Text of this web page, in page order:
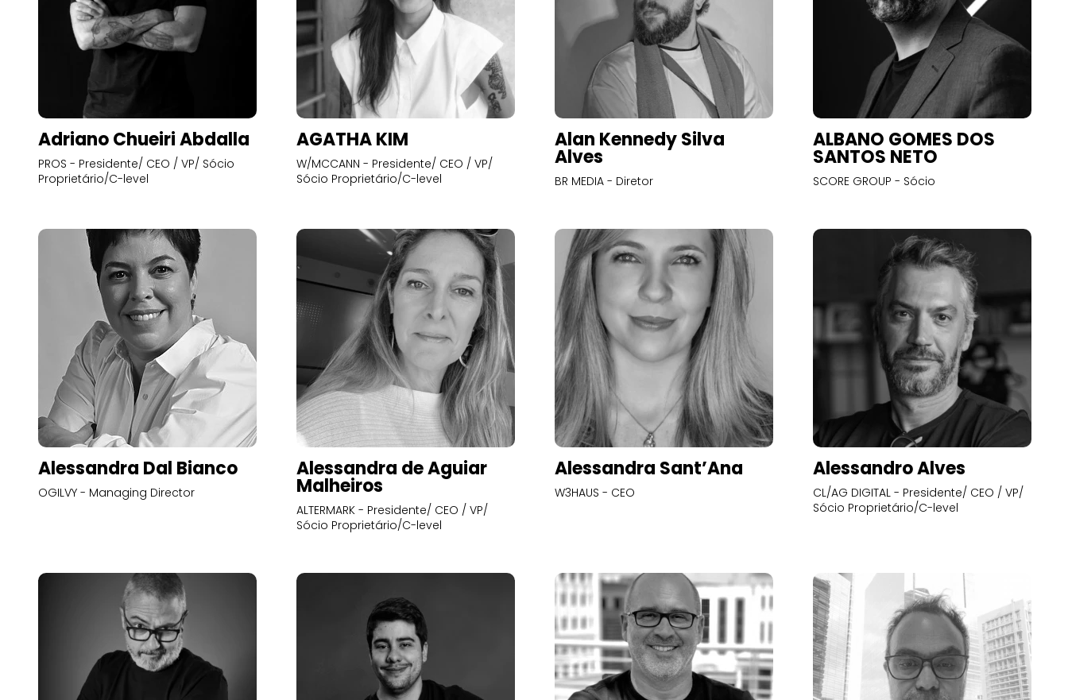
Adriano Chueiri Abdalla
PROS - Presidente/ CEO / VP/ Sócio
Proprietário/C-level
AGATHA KIM
W/MCCANN - Presidente/ CEO / VP/
Sócio Proprietário/C-level
Alan Kennedy Silva
Alves
BR MEDIA - Diretor
ALBANO GOMES DOS
SANTOS NETO
SCORE GROUP - Sócio
Alessandra Dal Bianco
OGILVY - Managing Director
Alessandra de Aguiar
Malheiros
ALTERMARK - Presidente/ CEO / VP/
Sócio Proprietário/C-level
Alessandra Sant’Ana
W3HAUS - CEO
Alessandro Alves
CL/AG DIGITAL - Presidente/ CEO / VP/
Sócio Proprietário/C-level